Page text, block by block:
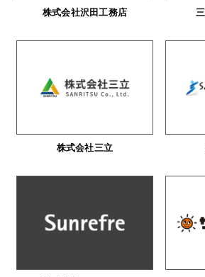
株式会社沢田工務店
株式会社三立